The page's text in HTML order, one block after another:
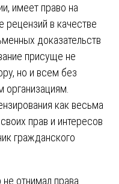
имеет право на
рецензий в качестве
доказательств
присуще не
но и всем без
как весьма
прав и интересов
гражданского
отнимал права